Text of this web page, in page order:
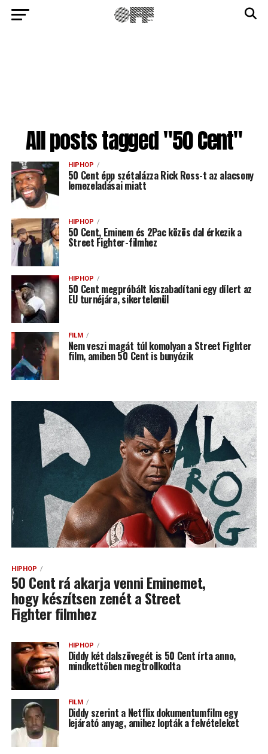
All posts tagged "50 Cent"
HIPHOP
50 Cent épp szétalázza Rick Ross-t az alacsony
lemezeladásai miatt
HIPHOP
50 Cent, Eminem és 2Pac közös dal érkezik a
Street Fighter-filmhez
HIPHOP
50 Cent megpróbált kiszabadítani egy dílert az
EU turnéjára, sikertelenül
FILM
Nem veszi magát túl komolyan a Street Fighter
film, amiben 50 Cent is bunyózik
HIPHOP
50 Cent rá akarja venni Eminemet,
hogy készítsen zenét a Street
Fighter filmhez
HIPHOP
Diddy két dalszövegét is 50 Cent írta anno,
mindkettőben megtrollkodta
FILM
Diddy szerint a Netflix dokumentumfilm egy
lejárató anyag, amihez lopták a felvételeket